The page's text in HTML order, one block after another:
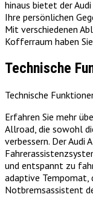
hinaus bietet der
Ihre persönlichen
Mit verschiedenen
Kofferraum haben
Technische
Technische
Erfahren Sie mehr
Allroad, die sowohl
verbessern. Der
und entspannt zu
adaptive Tempomat,
Notbremsassistent